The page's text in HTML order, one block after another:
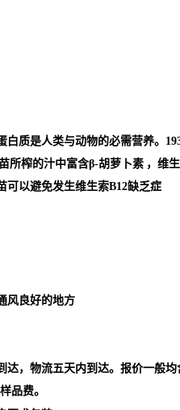
白质是人类与动物的必需营养。
所榨的汁中富含β-胡萝卜素 ，维
可以避免发生维生索B12缺乏症
风良好的地方
，物流五天内到达。报价一般均
品费。